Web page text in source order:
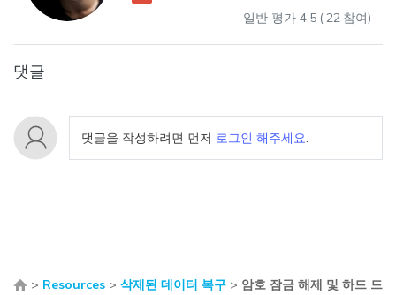
일반 평가 4.5 (22 참여)
댓글
댓글을 작성하려면 먼저 로그인 해주세요.
> Resources > 삭제된 데이터 복구 > 암호 잠금 해제 및 하드 드